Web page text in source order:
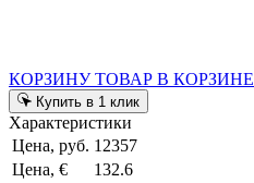
КОРЗИНУ ТОВАР В КОРЗИНЕ
Купить в 1 клик
Характеристики
Цена, руб. 12357
Цена, €
132.6